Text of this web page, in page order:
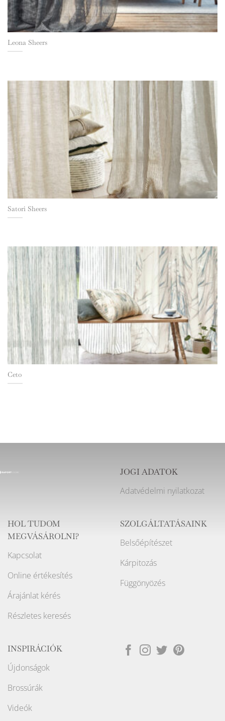
Leona Sheers
Satori Sheers
Ceto
JOGI ADATOK
Adatvédelmi nyilatkozat
HOL TUDOM
MEGVÁSÁROLNI?
Kapcsolat
Online értékesítés
Árajánlat kérés
Részletes keresés
SZOLGÁLTATÁSAINK
Belsőépítészet
Kárpitozás
Függönyözés
INSPIRÁCIÓK
Újdonságok
Brossúrák
Videók